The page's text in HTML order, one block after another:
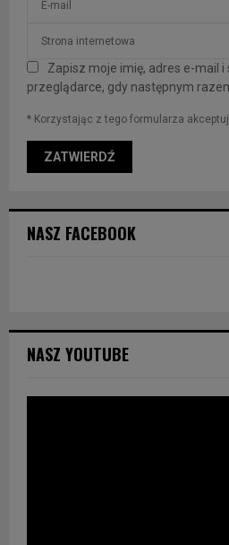
Zapisz moje imię, adres e-mail
przeglądarce, gdy następnym
* Korzystając z tego formularza
NASZ FACEBOOK
NASZ YOUTUBE